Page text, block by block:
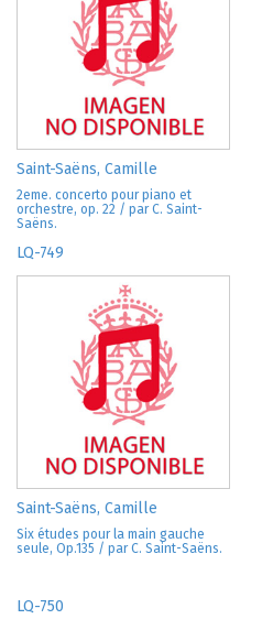
Saint-Saëns, Camille
2eme. concerto pour piano et
orchestre, op. 22 / par C. Saint-
Saëns.
LQ-749
Saint-Saëns, Camille
Six études pour la main gauche
seule, Op.135 / par C. Saint-Saëns.
LQ-750